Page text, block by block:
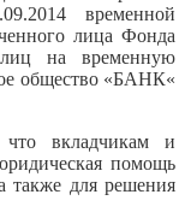
временной
лица Фонда
лиц на временную
общество «БАНК«
вкладчикам и
помощь
также для решения